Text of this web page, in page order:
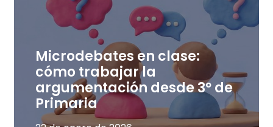
Microdebates en clase:
cómo trabajar la
argumentación desde 3º de
Primaria